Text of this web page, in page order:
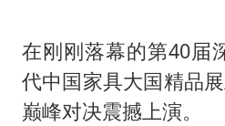
黄金牛
杭州全
在刚刚落幕的第40届
代中国家具大国精品
巅峰对决震撼上演。